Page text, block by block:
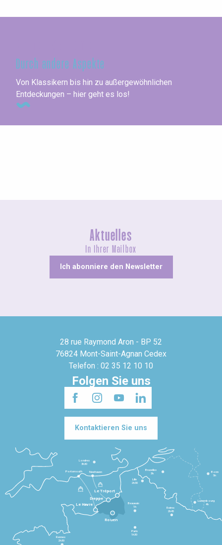
Durch andere Aspekte
Von Klassikern bis hin zu außergewöhnlichen
Entdeckungen – hier geht es los!
Aktuelles
In Ihrer Mailbox
Ich abonniere den Newsletter
28 rue Raymond Aron - BP 52
76824 Mont-Saint-Agnan Cedex
Telefon : 02 35 12 10 10
Folgen Sie uns
Kontaktieren Sie uns
Le Havre
Dieppe
Le Tréport
Rennes
2h30
Paris
1h30
Beauvais
1h
Reims
2h45
Lille
2h30
Bruxelles
3h
Londres
3h30
Newhaven
Portsmouth
Bonn
5h
Luxembourg
4h
Rouen